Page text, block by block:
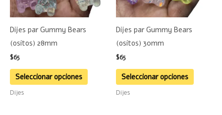
Dijes par Gummy Bears
(ositos) 28mm
$65
Seleccionar opciones
opciones
página
Dijes
Dijes par Gummy Bears
(ositos) 30mm
$65
Seleccionar opciones
opciones
página
Dijes